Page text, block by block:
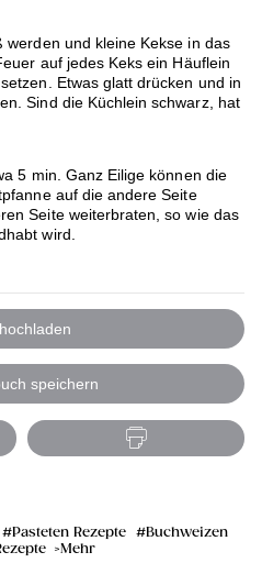
und kleine Kekse in das
auf jedes Keks ein Häuflein
Etwas glatt drücken und in
Sind die Küchlein schwarz, hat
5 min. Ganz Eilige können die
auf die andere Seite
Seite weiterbraten, so wie das
wird.
speichern
Pasteten Rezepte
Buchweizen
Mehr